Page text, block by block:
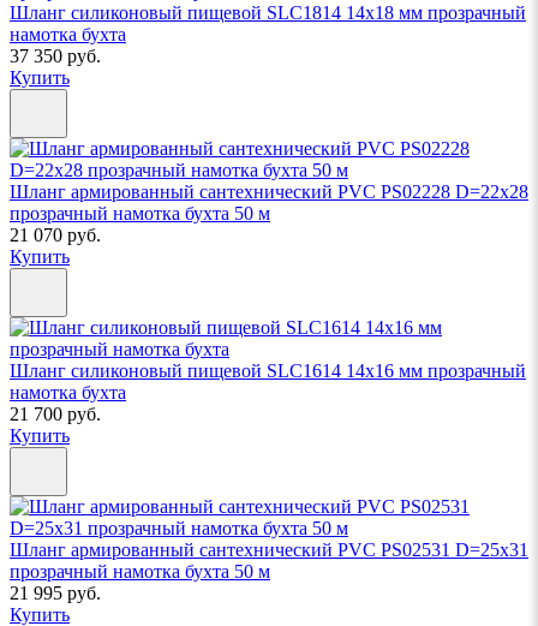
Шланг силиконовый пищевой SLC1814 14х18 мм прозрачный
намотка бухта
37 350 руб.
Купить
Шланг армированный сантехнический PVC PS02228 D=22х28
прозрачный намотка бухта 50 м
21 070 руб.
Купить
Шланг силиконовый пищевой SLC1614 14х16 мм прозрачный
намотка бухта
21 700 руб.
Купить
Шланг армированный сантехнический PVC PS02531 D=25х31
прозрачный намотка бухта 50 м
21 995 руб.
Купить